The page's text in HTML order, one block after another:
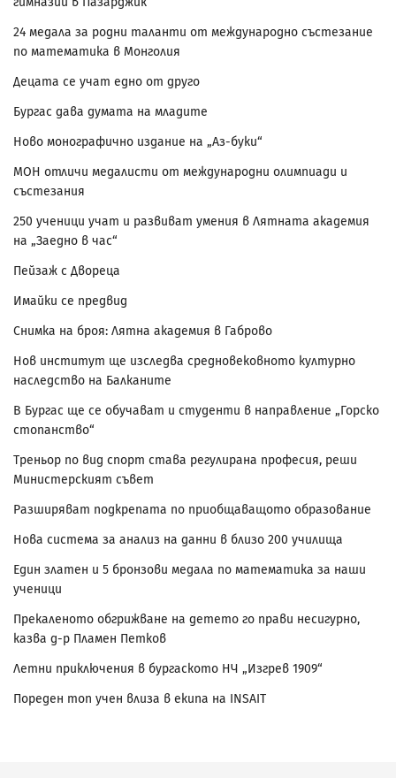
24 медала за родни таланти от международно състезание
по математика в Монголия
Децата се учат едно от друго
Бургас дава думата на младите
Ново монографично издание на „Аз-буки“
МОН отличи медалисти от международни олимпиади и
състезания
250 ученици учат и развиват умения в Лятната академия
на „Заедно в час“
Пейзаж с Двореца
Имайки се предвид
Снимка на броя: Лятна академия в Габрово
Нов институт ще изследва средновековното културно
наследство на Балканите
В Бургас ще се обучават и студенти в направление „Горско
стопанство“
Треньор по вид спорт става регулирана професия, реши
Министерският съвет
Разширяват подкрепата по приобщаващото образование
Нова система за анализ на данни в близо 200 училища
Един златен и 5 бронзови медала по математика за наши
ученици
Прекаленото обгрижване на детето го прави несигурно,
казва д-р Пламен Петков
Летни приключения в бургаското НЧ „Изгрев 1909“
Пореден топ учен влиза в екипа на INSAIT